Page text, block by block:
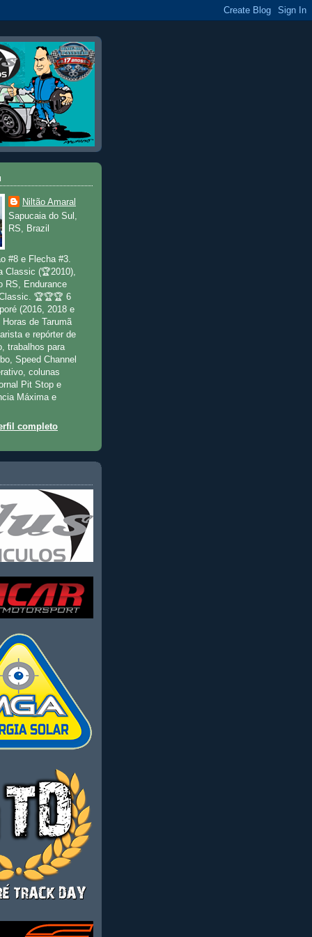
Niltão Amaral
Sapucaia do Sul,
RS, Brazil
#8 e Flecha #3.
Classic (🏆2010),
RS, Endurance
🏆🏆🏆 6
(2016, 2018 e
de Tarumã
e repórter de
trabalhos para
Speed Channel
colunas
Pit Stop e
Máxima e
completo